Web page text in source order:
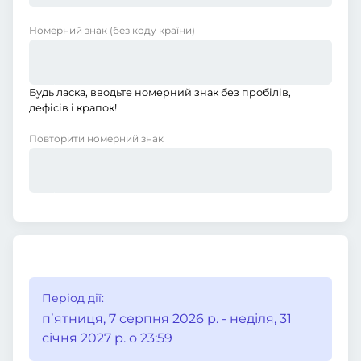
Номерний знак (без коду країни)
Будь ласка, вводьте номерний знак без пробілів,
дефісів і крапок!
Повторити номерний знак
Період дії:
пʼятниця, 7 серпня 2026 р. - неділя, 31
січня 2027 р. о 23:59